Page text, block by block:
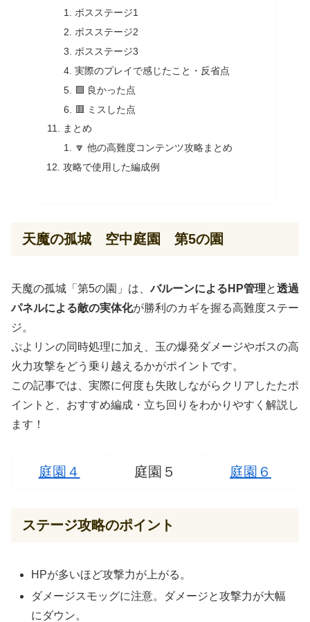
ボスステージ1
ボスステージ2
ボスステージ3
実際のプレイで感じたこと・反省点
🟩 良かった点
🟥 ミスした点
まとめ
🔽 他の高難度コンテンツ攻略まとめ
攻略で使用した編成例
天魔の孤城 空中庭園 第5の園
天魔の孤城「第5の園」は、バルーンによるHP管理と透過
パネルによる敵の実体化が勝利のカギを握る高難度ステー
ジ。
ぷよリンの同時処理に加え、玉の爆発ダメージやボスの高
火力攻撃をどう乗り越えるかがポイントです。
この記事では、実際に何度も失敗しながらクリアしたたポ
イントと、おすすめ編成・立ち回りをわかりやすく解説し
ます！
庭園４ 庭園５ 庭園６
ステージ攻略のポイント
HPが多いほど攻撃力が上がる。
ダメージスモッグに注意。ダメージと攻撃力が大幅
にダウン。